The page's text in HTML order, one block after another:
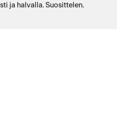
ja halvalla. Suosittelen.